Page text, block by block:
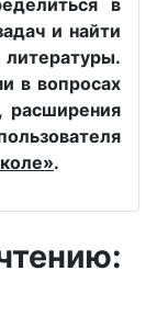
в
и найти
в вопросах
расширения
.